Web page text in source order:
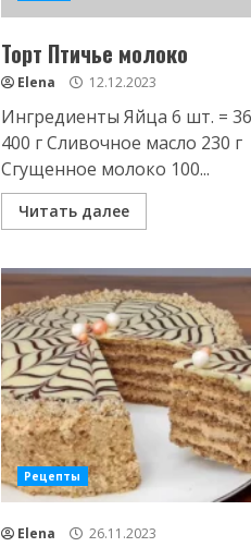
Торт Птичье молоко
Elena 12.12.2023
Ингредиенты Яйца 6 шт. =
400 г Сливочное масло 230 г
Сгущенное молоко 100...
Читать далее
Рецепты
Elena 26.11.2023